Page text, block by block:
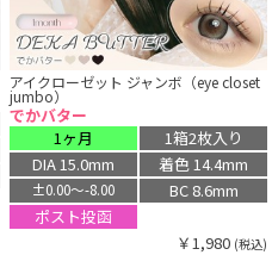
アイクローゼット ジャンボ（eye closet
jumbo）
でかバター
1ヶ月
1箱2枚入り
DIA 15.0mm
着色 14.4mm
±0.00〜-8.00
BC 8.6mm
ポスト投函
￥1,980 (税込)